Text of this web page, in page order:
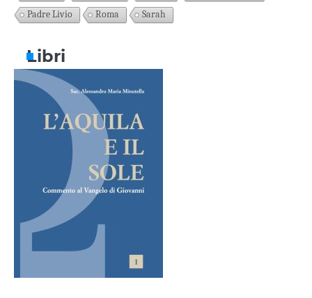
Padre Livio
Roma Sarah
Libri